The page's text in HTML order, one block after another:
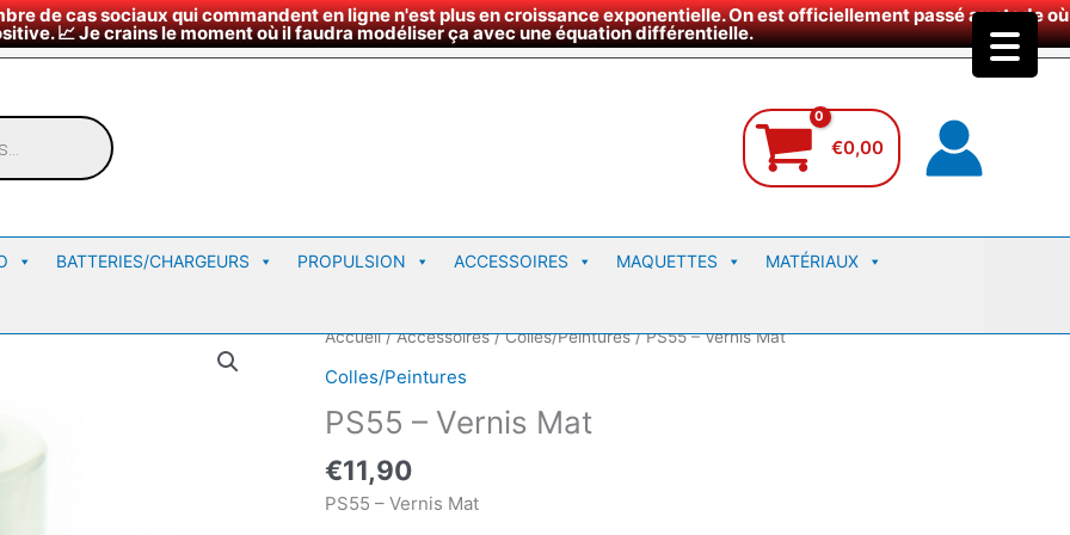
de cas sociaux qui commandent en ligne n'est plus en croissance exponentielle. On est officiellement passé au stade où
📈 Je crains le moment où il faudra modéliser ça avec une équation différentielle.
¤Horaires du magasin ∇ Nous rendre visite
€0,00
BATTERIES/CHARGEURS PROPULSION ACCESSOIRES MAQUETTES MATÉRIAUX
Accueil/Accessoires/Colles/Peintures/ PS55 – Vernis Mat
Colles/Peintures
PS55 – Vernis Mat
€11,90
PS55 – Vernis Mat